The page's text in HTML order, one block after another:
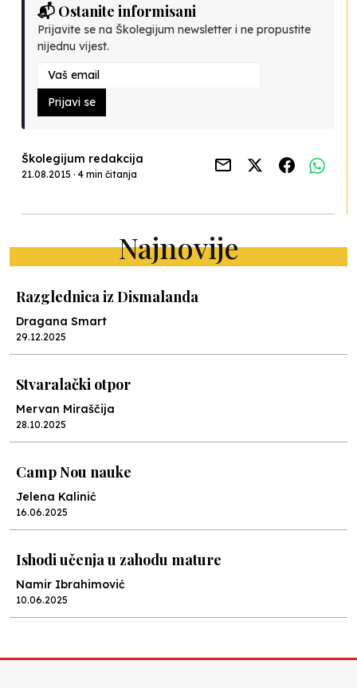
📬 Ostanite informisani
Prijavite se na Školegijum newsletter i ne propustite
nijednu vijest.
Prijavi se
Školegijum redakcija
21.08.2015 · 4 min čitanja
Najnovije
Razglednica iz Dismalanda
Dragana Smart
29.12.2025
Stvaralački otpor
Mervan Miraščija
28.10.2025
Camp Nou nauke
Jelena Kalinić
16.06.2025
Ishodi učenja u zahodu mature
Namir Ibrahimović
10.06.2025